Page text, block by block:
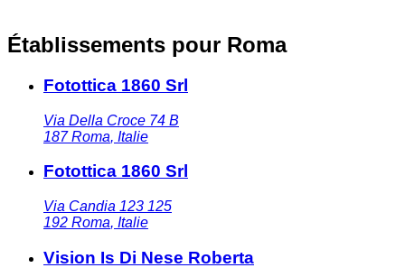
Établissements pour Roma
Fotottica 1860 Srl
Via Della Croce 74 B
187 Roma, Italie
Fotottica 1860 Srl
Via Candia 123 125
192 Roma, Italie
Vision Is Di Nese Roberta